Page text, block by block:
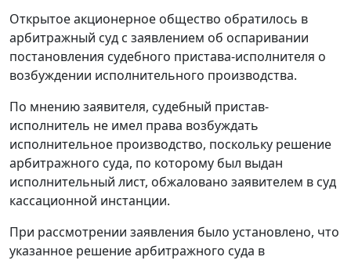
Открытое акционерное общество обратилось в
арбитражный суд с заявлением об оспаривании
постановления судебного пристава-исполнителя о
возбуждении исполнительного производства.
По мнению заявителя, судебный пристав-
исполнитель не имел права возбуждать
исполнительное производство, поскольку решение
арбитражного суда, по которому был выдан
исполнительный лист, обжаловано заявителем в суд
кассационной инстанции.
При рассмотрении заявления было установлено, что
указанное решение арбитражного суда в